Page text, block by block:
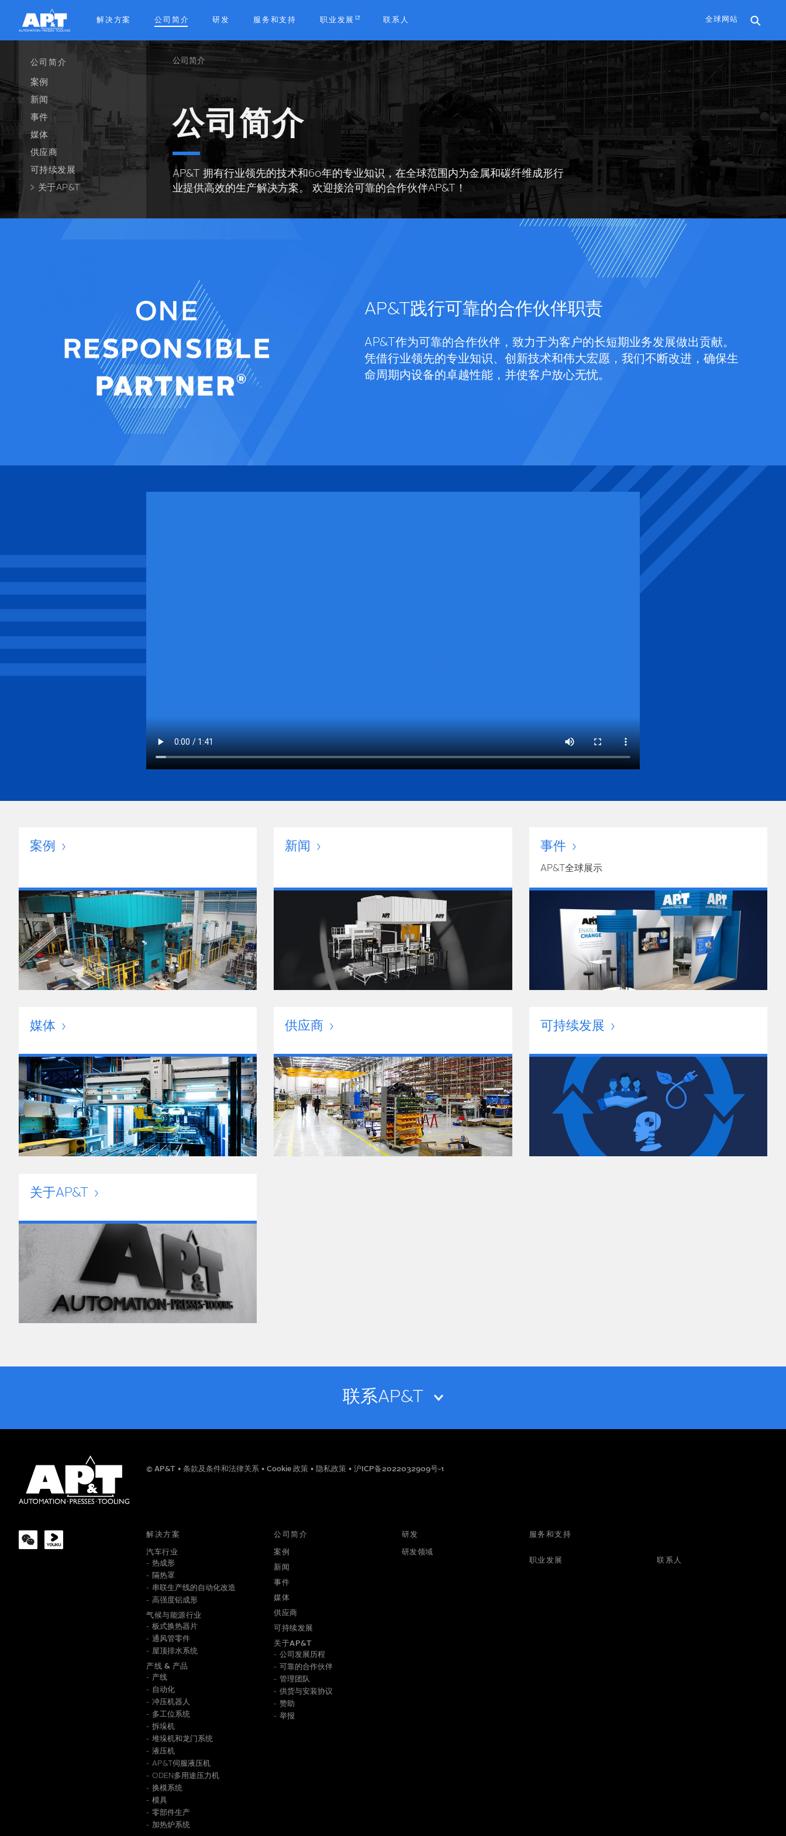
main
解决方案 公司简介 研发 服务和支持 职业发展 联系人 全球网站
公司简介
案例
新闻
事件
媒体
供应商
可持续发展
关于AP&T
Breadcrumb
公司简介
公司简介
AP&T 拥有行业领先的技术和60年的专业知识，在全球范围内为金属和碳纤维成形行
业提供高效的生产解决方案。 欢迎接洽可靠的合作伙伴AP&T！
AP&T践行可靠的合作伙伴职责
AP&T作为可靠的合作伙伴，致力于为客户的长短期业务发展做出贡献。
凭借行业领先的专业知识、创新技术和伟大宏愿，我们不断改进，确保生
命周期内设备的卓越性能，并使客户放心无忧。
案例 新闻 事件
AP&T全球展示
媒体 供应商 可持续发展
关于AP&T
联系AP&T
信息
了解我们如何保存信息，请阅览
© AP&T 条款及条件和法律关系 •Cookie 政策 • 隐私政策 •沪ICP备2022032909号-1
解决方案
汽车行业
热成形
隔热罩
串联生产线的自动化改造
高强度铝成形
气候与能源行业
板式换热器片
通风管零件
屋顶排水系统
产线 & 产品
产线
自动化
冲压机器人
多工位系统
拆垛机
堆垛机和龙门系统
液压机
AP&T伺服液压机
ODEN多用途压力机
换模系统
模具
零部件生产
加热炉系统
公司简介
案例
新闻
事件
媒体
供应商
可持续发展
关于AP&T
公司发展历程
可靠的合作伙伴
管理团队
供货与安装协议
赞助
举报
研发
研发领域
服务和支持
职业发展 联系人